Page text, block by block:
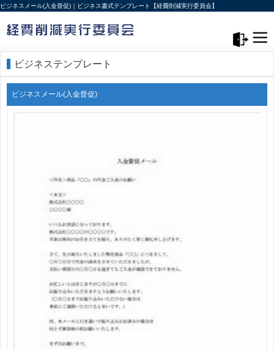
ビジネスメール(入金督促)｜ビジネス書式テンプレート【経費削減実行委員会】
ビジネステンプレート
ビジネスメール(入金督促)